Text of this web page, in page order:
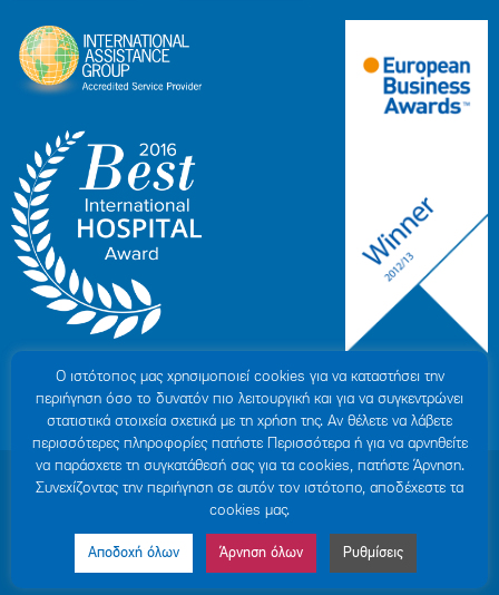
© 2007-2026 HYGEIA S.M.S.A.
ΓΕΜΗ: 000279901000
Personal Data Protection Policy
Terms of Use
Sitemap | Made by minoanDesign
Ο ιστότοπoς μας χρησιμοποιεί cookies για να καταστήσει την
περιήγηση όσο το δυνατόν πιο λειτουργική και για να συγκεντρώνει
στατιστικά στοιχεία σχετικά με τη χρήση της. Αν θέλετε να λάβετε
περισσότερες πληροφορίες πατήστε Περισσότερα ή για να αρνηθείτε
να παράσχετε τη συγκατάθεσή σας για τα cookies, πατήστε Άρνηση.
Συνεχίζοντας την περιήγηση σε αυτόν τον ιστότοπο, αποδέχεστε τα
cookies μας.
Αποδοχή όλων Άρνηση όλων Ρυθμίσεις